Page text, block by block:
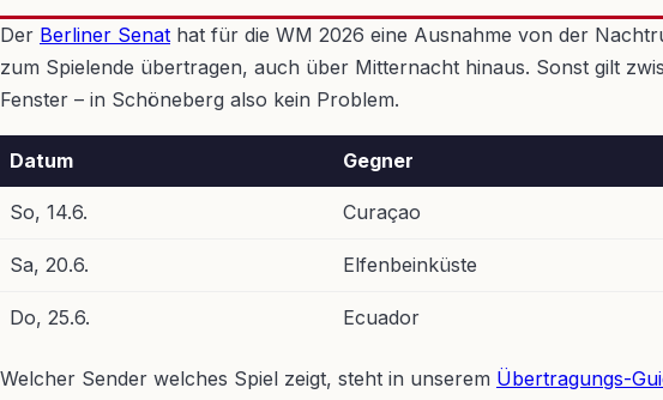
Der Berliner Senat hat für die WM 2026 eine Ausnahme von der
zum Spielende übertragen, auch über Mitternacht hinaus. Sonst gilt
Fenster – in Schöneberg also kein Problem.
Datum Gegner
So, 14.6. Curaçao
Sa, 20.6. Elfenbeinküste
Do, 25.6. Ecuador
Welcher Sender welches Spiel zeigt, steht in unserem Übertragungs-